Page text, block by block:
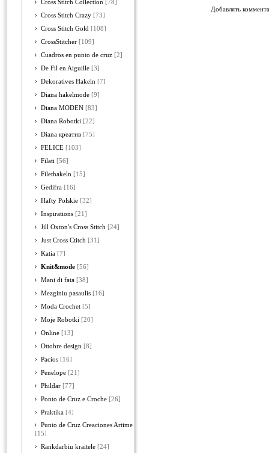
Cross Stitch Collection [78]
Cross Stitch Crazy [73]
Cross Stitch Gold [108]
CrossStitcher [109]
Cuadros en punto de cruz [2]
De Fil en Aiguille [3]
Dekoratives Hakeln [7]
Diana hakelmode [9]
Diana MODEN [83]
Diana Robotki [22]
Diana креатив [75]
FELICE [103]
Filati [56]
Filethakeln [15]
Gedifra [16]
Hafty Polskie [32]
Inspirations [21]
Jill Oxton's Cross Stitch [24]
Just Cross Ctitch [31]
Katia [7]
Knit&mode [56]
Mani di fata [38]
Mezginiu pasaulis [16]
Moda Crochet [5]
Moje Robotki [20]
Online [13]
Ottobre design [8]
Pacios [16]
Penelope [21]
Phildar [77]
Ponto de Cruz e Croche [26]
Praktika [4]
Punto de Cruz Creaciones Artime
[15]
Rankdarbiu kraitele [24]
Добавлять